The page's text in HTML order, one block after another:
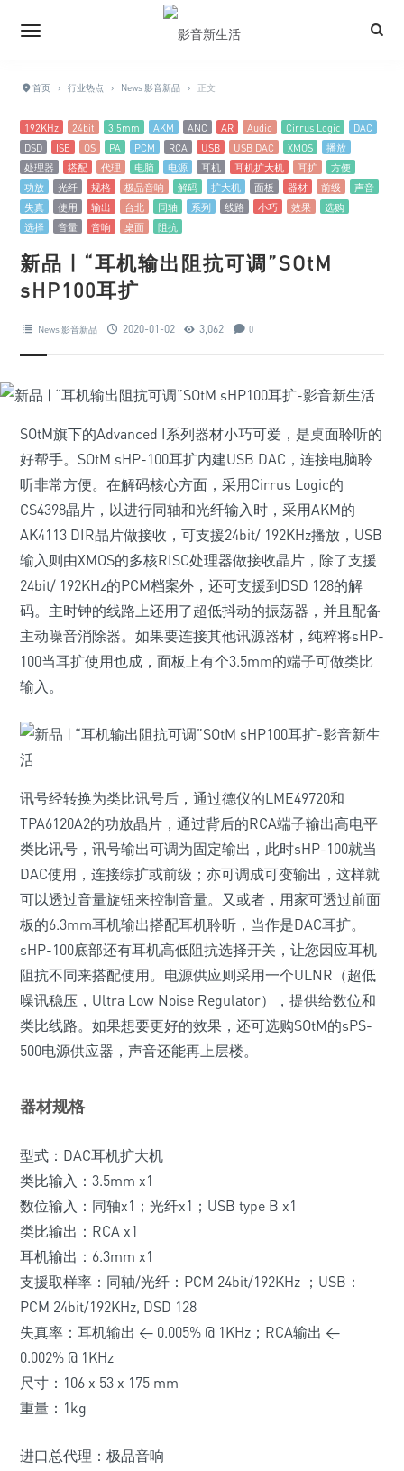
首页 › 行业热点 › News 影音新品 › 正文
192KHz 24bit 3.5mm AKM ANC AR Audio Cirrus Logic
DAC
DSD
ISE OS PA PCM RCA USB USB DAC XMOS
播放
处理器
搭配 代理 电脑 电源 耳机 耳机扩大机 耳扩
方便
功放
光纤 规格 极品音响 解码 扩大机 面板 器材 前级
声音
失真
使用 输出 台北 同轴 系列 线路 小巧 效果
选购
选择
音量 音响 桌面 阻抗
新品 | “耳机输出阻抗可调”SOtM
sHP100耳扩
News 影音新品 2020-01-02 3,062 0
SOtM旗下的Advanced I系列器材小巧可爱，是桌面聆听的
好帮手。SOtM sHP-100耳扩内建USB DAC，连接电脑聆
听非常方便。在解码核心方面，采用Cirrus Logic的
CS4398晶片，以进行同轴和光纤输入时，采用AKM的
AK4113 DIR晶片做接收，可支援24bit/ 192KHz播放，USB
输入则由XMOS的多核RISC处理器做接收晶片，除了支援
24bit/ 192KHz的PCM档案外，还可支援到DSD 128的解
码。主时钟的线路上还用了超低抖动的振荡器，并且配备
主动噪音消除器。如果要连接其他讯源器材，纯粹将sHP-
100当耳扩使用也成，面板上有个3.5mm的端子可做类比
输入。
讯号经转换为类比讯号后，通过德仪的LME49720和
TPA6120A2的功放晶片，通过背后的RCA端子输出高电平
类比讯号，讯号输出可调为固定输出，此时sHP-100就当
DAC使用，连接综扩或前级；亦可调成可变输出，这样就
可以透过音量旋钮来控制音量。又或者，用家可透过前面
板的6.3mm耳机输出搭配耳机聆听，当作是DAC耳扩。
sHP-100底部还有耳机高低阻抗选择开关，让您因应耳机
阻抗不同来搭配使用。电源供应则采用一个ULNR（超低
噪讯稳压，Ultra Low Noise Regulator），提供给数位和
类比线路。如果想要更好的效果，还可选购SOtM的sPS-
500电源供应器，声音还能再上层楼。
器材规格
型式：DAC耳机扩大机
类比输入：3.5mm x1
数位输入：同轴x1；光纤x1；USB type B x1
类比输出：RCA x1
耳机输出：6.3mm x1
支援取样率：同轴/光纤：PCM 24bit/192KHz ；USB：
PCM 24bit/192KHz, DSD 128
失真率：耳机输出 < 0.005% @ 1KHz；RCA输出 <
0.002% @ 1KHz
尺寸：106 x 53 x 175 mm
重量：1kg
进口总代理：极品音响